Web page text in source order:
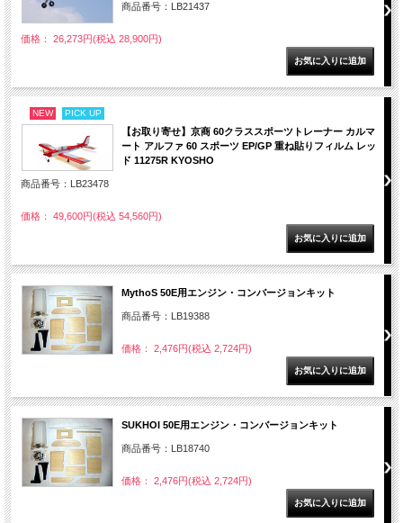
商品番号：LB21437
価格： 26,273円(税込 28,900円)
NEW PICK UP
【お取り寄せ】京商 60クラススポーツトレーナー カルマ
ート アルファ 60 スポーツ EP/GP 重ね貼りフィルム レッ
ド 11275R KYOSHO
商品番号：LB23478
価格： 49,600円(税込 54,560円)
MythoS 50E用エンジン・コンバージョンキット
商品番号：LB19388
価格： 2,476円(税込 2,724円)
SUKHOI 50E用エンジン・コンバージョンキット
商品番号：LB18740
価格： 2,476円(税込 2,724円)